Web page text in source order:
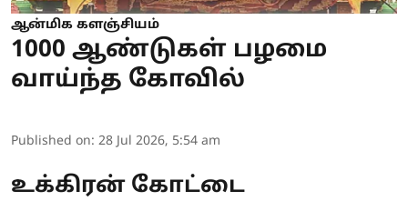
ஆன்மிக களஞ்சியம்
1000 ஆண்டுகள் பழமை
வாய்ந்த கோவில்
Published on: 28 Jul 2026, 5:54 am
உக்கிரன் கோட்டை